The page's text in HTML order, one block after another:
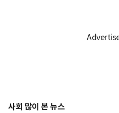
사회 많이 본 뉴스